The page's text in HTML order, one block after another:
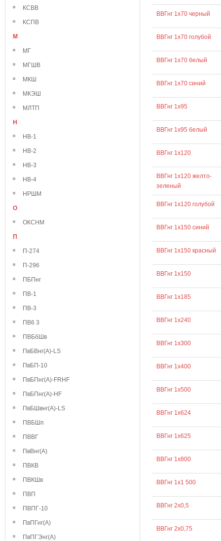
КСВВ
КСПВ
М
МГ
МГШВ
МКШ
МКЭШ
МЛТП
Н
НВ-1
НВ-2
НВ-3
НВ-4
НРШМ
О
ОКСНМ
П
П-274
П-296
ПБПнг
ПВ-1
ПВ-3
ПВ6 3
ПВБбШв
ПвБВнг(А)-LS
ПвБП-10
ПвБПнг(А)-FRHF
ПвБПнг(А)-HF
ПвБШвнг(А)-LS
ПВБШп
ПВВГ
ПвВнг(А)
ПВКВ
ПВКШв
ПВП
ПВПГ-10
ПвПГнг(А)
ПвПГЭнг(А)
ВВГнг 1х70 черный
ВВГнг 1х70 голубой
ВВГнг 1х70 белый
ВВГнг 1х70 синий
ВВГнг 1х95
ВВГнг 1х95 белый
ВВГнг 1х120
ВВГнг 1х120 желто-
зеленый
ВВГнг 1х120 голубой
ВВГнг 1х150 синий
ВВГнг 1х150 красный
ВВГнг 1х150
ВВГнг 1х185
ВВГнг 1х240
ВВГнг 1х300
ВВГнг 1х400
ВВГнг 1х500
ВВГнг 1х624
ВВГнг 1х625
ВВГнг 1х800
ВВГнг 1х1 500
ВВГнг 2х0,5
ВВГнг 2х0,75